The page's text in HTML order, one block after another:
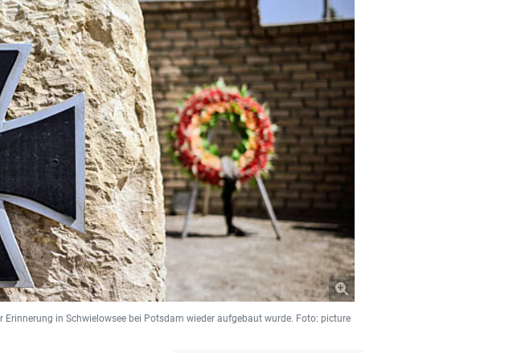
in Schwielowsee bei Potsdam wieder aufgebaut wurde. Foto: picture